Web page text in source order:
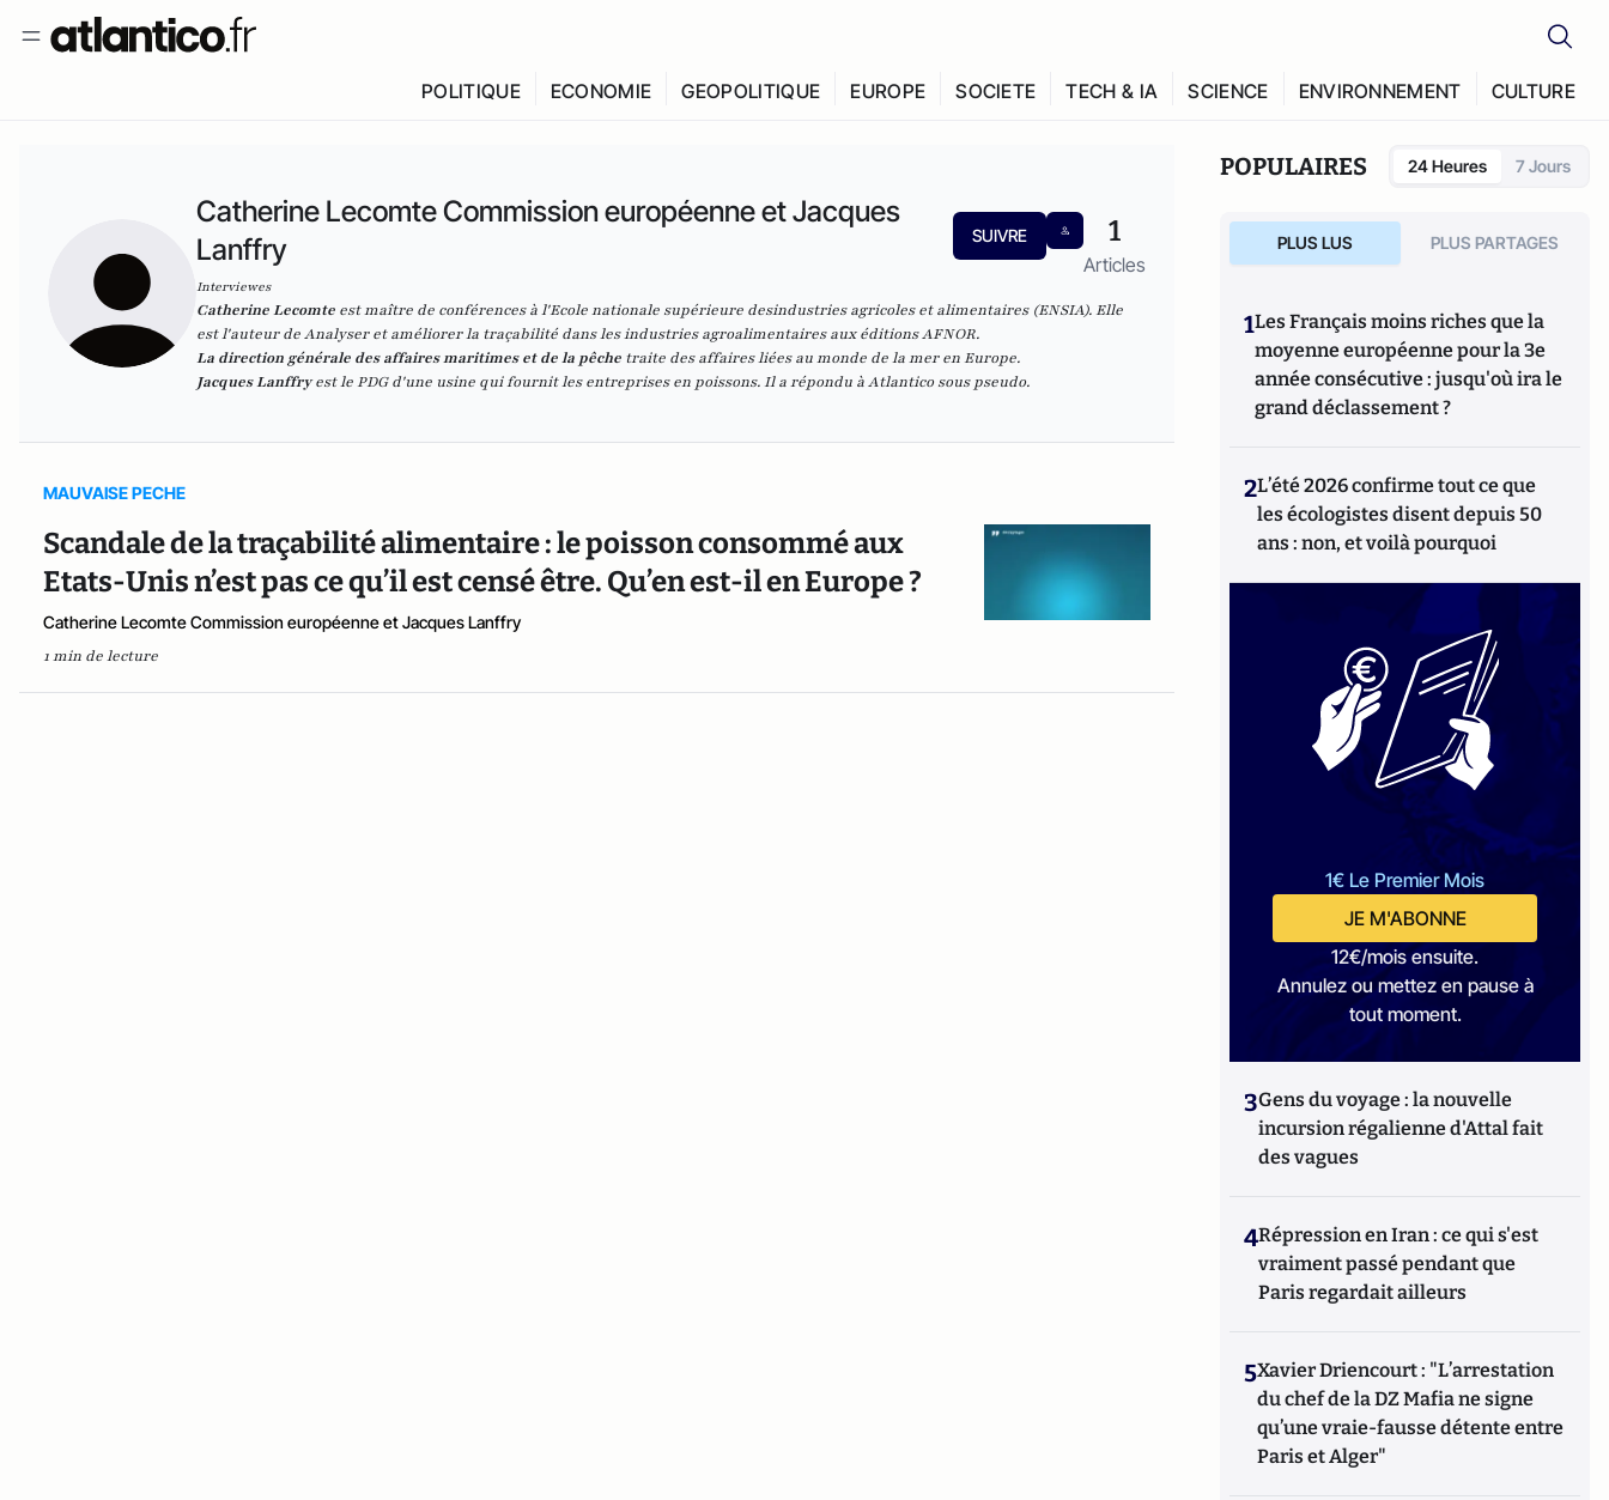
POLITIQUE ECONOMIE GEOPOLITIQUE EUROPE SOCIETE TECH & IA SCIENCE ENVIRONNEMENT CULTURE
Catherine Lecomte Commission européenne et Jacques
Lanffry
Interviewes
SUIVRE 1
Articles
Catherine Lecomte est maître de conférences à l'Ecole nationale supérieure desindustriesagricoles et alimentaires (ENSIA). Elle
est l'auteur deAnalyser et améliorer la traçabilité dans les industries agroalimentaires aux éditions AFNOR.
La direction générale des affaires maritimes et de la pêche traite des affaires liées au monde de la mer en Europe.
Jacques Lanffryest le PDG d'une usine qui fournit les entreprises en poissons. Il a répondu à Atlantico sous pseudo.
MAUVAISE PECHE
Scandale de la traçabilité alimentaire : le poisson consommé aux
Etats-Unis n’est pas ce qu’il est censé être. Qu’en est-il en Europe ?
Catherine Lecomte Commission européenne et Jacques Lanffry
1 min de lecture
POPULAIRES 24 Heures 7 Jours
PLUS LUS PLUS PARTAGES
1Les Français moins riches que la
moyenne européenne pour la 3e
année consécutive : jusqu'où ira le
grand déclassement ?
2L’été 2026 confirme tout ce que
les écologistes disent depuis 50
ans : non, et voilà pourquoi
1€ Le Premier Mois
JE M'ABONNE
12€/mois ensuite.
Annulez ou mettez en pause à
tout moment.
3Gens du voyage : la nouvelle
incursion régalienne d'Attal fait
des vagues
4Répression en Iran : ce qui s'est
vraiment passé pendant que
Paris regardait ailleurs
5Xavier Driencourt : "L’arrestation
du chef de la DZ Mafia ne signe
qu’une vraie-fausse détente entre
Paris et Alger"